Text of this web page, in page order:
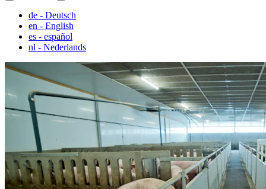
de - Deutsch
en - English
es - español
nl - Nederlands